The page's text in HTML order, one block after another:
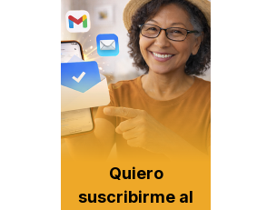
Quiero
suscribirme al